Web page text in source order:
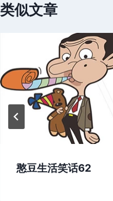
类似文章
憨豆生活笑话62